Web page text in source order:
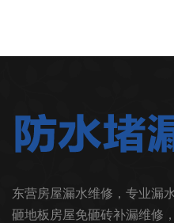
东营房屋漏水维修，专业漏
砸地板房屋免砸砖补漏维修